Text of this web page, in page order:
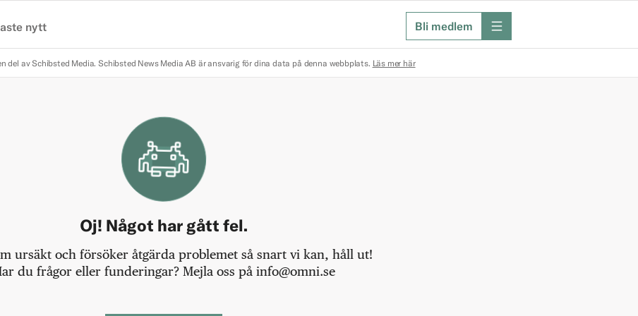
nytt Bli medlem meny
del av Schibsted Media. Schibsted News Media AB är ansvarig för dina data på denna webbplats. Läs mer här
Oj! Något har gått fel.
ursäkt och försöker åtgärda problemet så snart vi kan, håll ut!
du frågor eller funderingar? Mejla oss på info@omni.se